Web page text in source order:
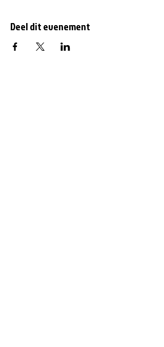
Deel dit evenement